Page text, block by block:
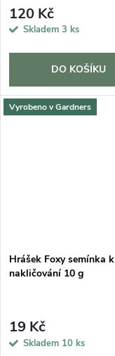
120 Kč
Skladem 3 ks
DO KOŠÍKU
Vyrobeno v Gardners
Hrášek Foxy semínka k
nakličování 10 g
19 Kč
Skladem 10 ks